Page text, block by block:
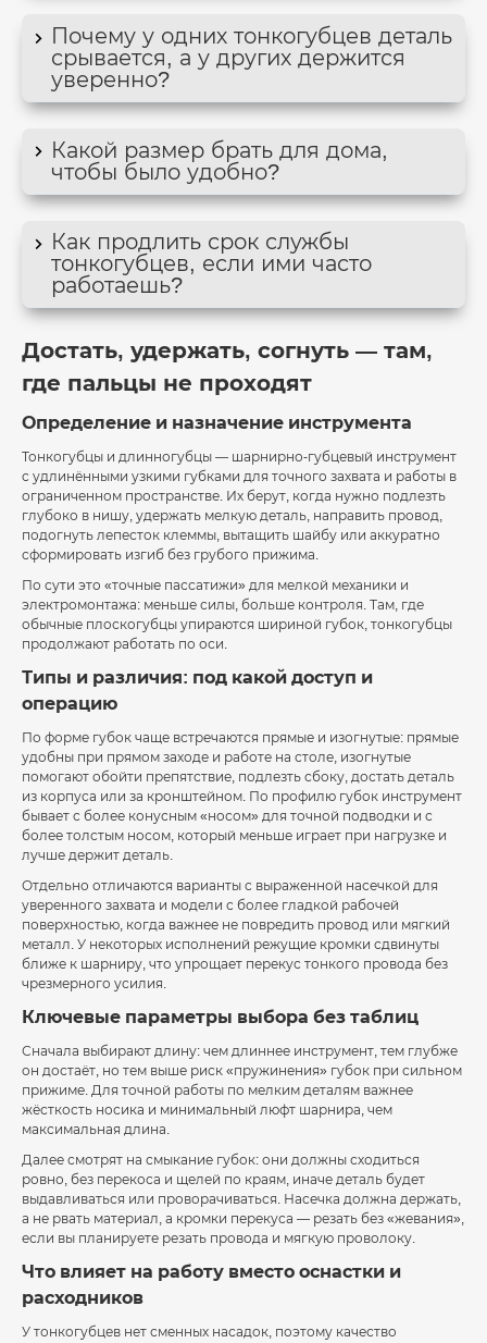
Почему у одних тонкогубцев деталь
срывается, а у других держится
уверенно?
Какой размер брать для дома,
чтобы было удобно?
Как продлить срок службы
тонкогубцев, если ими часто
работаешь?
Достать, удержать, согнуть — там,
где пальцы не проходят
Определение и назначение инструмента
Тонкогубцы и длинногубцы — шарнирно-губцевый инструмент
с удлинёнными узкими губками для точного захвата и работы в
ограниченном пространстве. Их берут, когда нужно подлезть
глубоко в нишу, удержать мелкую деталь, направить провод,
подогнуть лепесток клеммы, вытащить шайбу или аккуратно
сформировать изгиб без грубого прижима.
По сути это «точные пассатижи» для мелкой механики и
электромонтажа: меньше силы, больше контроля. Там, где
обычные плоскогубцы упираются шириной губок, тонкогубцы
продолжают работать по оси.
Типы и различия: под какой доступ и
операцию
По форме губок чаще встречаются прямые и изогнутые: прямые
удобны при прямом заходе и работе на столе, изогнутые
помогают обойти препятствие, подлезть сбоку, достать деталь
из корпуса или за кронштейном. По профилю губок инструмент
бывает с более конусным «носом» для точной подводки и с
более толстым носом, который меньше играет при нагрузке и
лучше держит деталь.
Отдельно отличаются варианты с выраженной насечкой для
уверенного захвата и модели с более гладкой рабочей
поверхностью, когда важнее не повредить провод или мягкий
металл. У некоторых исполнений режущие кромки сдвинуты
ближе к шарниру, что упрощает перекус тонкого провода без
чрезмерного усилия.
Ключевые параметры выбора без таблиц
Сначала выбирают длину: чем длиннее инструмент, тем глубже
он достаёт, но тем выше риск «пружинения» губок при сильном
прижиме. Для точной работы по мелким деталям важнее
жёсткость носика и минимальный люфт шарнира, чем
максимальная длина.
Далее смотрят на смыкание губок: они должны сходиться
ровно, без перекоса и щелей по краям, иначе деталь будет
выдавливаться или проворачиваться. Насечка должна держать,
а не рвать материал, а кромки перекуса — резать без «жевания»,
если вы планируете резать провода и мягкую проволоку.
Что влияет на работу вместо оснастки и
расходников
У тонкогубцев нет сменных насадок, поэтому качество